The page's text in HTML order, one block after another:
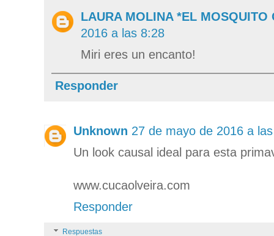
LAURA MOLINA *EL MOSQUITO
2016 a las 8:28
Miri eres un encanto!
Responder
Unknown 27 de mayo de 2016 a
Un look causal ideal para esta
www.cucaolveira.com
Responder
Respuestas